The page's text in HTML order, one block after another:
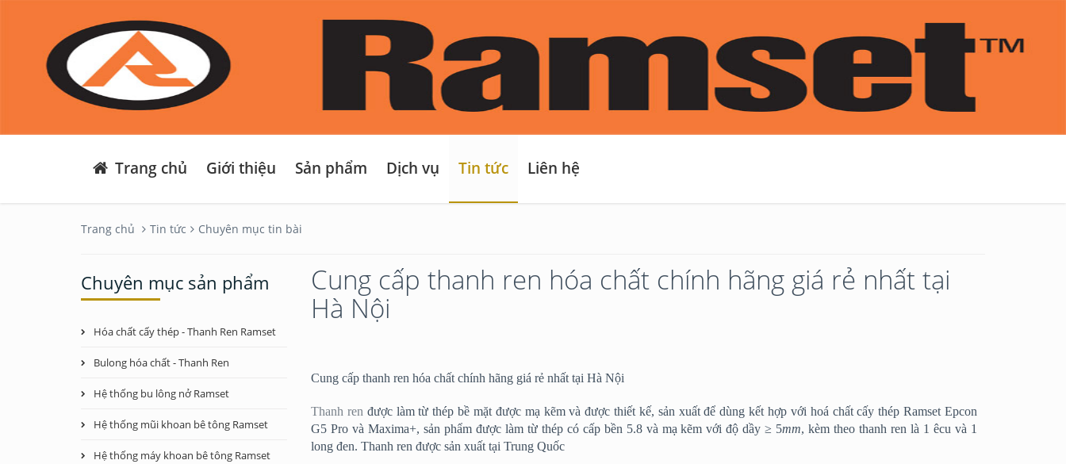
Trang chủ Giới thiệu Sản phẩm Dịch vụ Tin tức Liên hệ
Trang chủ Tin tức Chuyên mục tin bài
Cung cấp thanh ren hóa chất chính hãng giá rẻ nhất tại
Hà Nội
Cung cấp thanh ren hóa chất chính hãng giá rẻ nhất tại Hà Nội
Thanh ren được làm từ thép bề mặt được mạ kẽm và được thiết kế, sản xuất để dùng kết hợp với hoá chất cấy thép Ramset Epcon
G5 Pro và Maxima+, sản phẩm được làm từ thép có cấp bền 5.8 và mạ kẽm với độ dầy ≥ 5mm, kèm theo thanh ren là 1 êcu và 1
long đen. Thanh ren được sản xuất tại Trung Quốc
Chuyên mục sản phẩm
Hóa chất cấy thép - Thanh Ren Ramset
Bulong hóa chất - Thanh Ren
Hệ thống bu lông nở Ramset
Hệ thống mũi khoan bê tông Ramset
Hệ thống máy khoan bê tông Ramset